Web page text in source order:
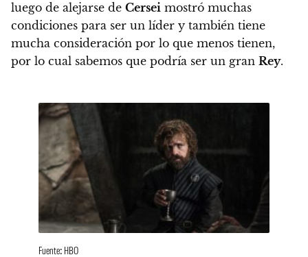
luego de alejarse de Cersei mostró muchas
condiciones para ser un líder y también tiene
mucha consideración por lo que menos tienen,
por lo cual sabemos que podría ser un gran Rey.
Fuente: HBO